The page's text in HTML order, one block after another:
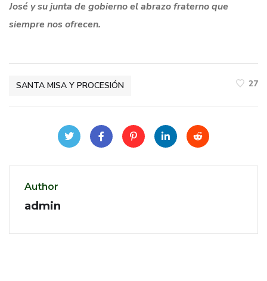
José y su junta de gobierno el abrazo fraterno que
siempre nos ofrecen.
SANTA MISA Y PROCESIÓN 27
Author
admin